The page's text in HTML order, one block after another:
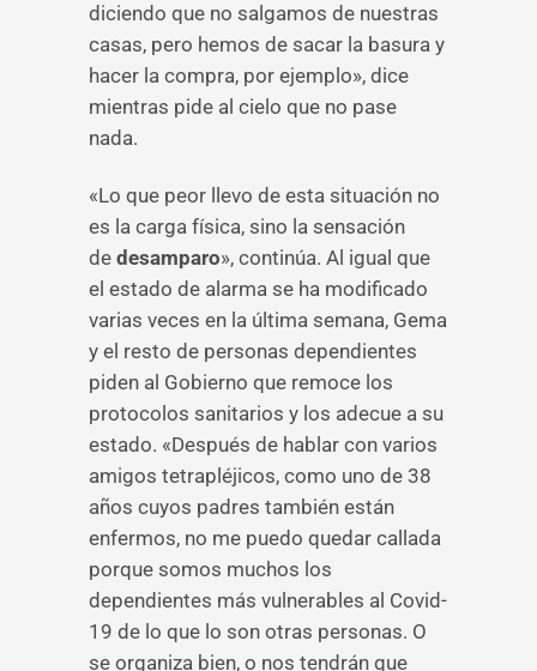
diciendo que no salgamos de nuestras
casas, pero hemos de sacar la basura y
hacer la compra, por ejemplo», dice
mientras pide al cielo que no pase
nada.
«Lo que peor llevo de esta situación no
es la carga física, sino la sensación
de desamparo», continúa. Al igual que
el estado de alarma se ha modificado
varias veces en la última semana, Gema
y el resto de personas dependientes
piden al Gobierno que remoce los
protocolos sanitarios y los adecue a su
estado. «Después de hablar con varios
amigos tetrapléjicos, como uno de 38
años cuyos padres también están
enfermos, no me puedo quedar callada
porque somos muchos los
dependientes más vulnerables al Covid-
19 de lo que lo son otras personas. O
se organiza bien, o nos tendrán que